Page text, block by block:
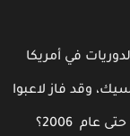
في أمريكا
وقد فاز لاعبوا